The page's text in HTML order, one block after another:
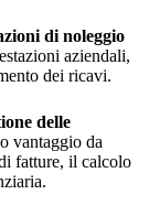
di noleggio
aziendali,
dei ricavi.
delle
vantaggio da
fatture, il calcolo